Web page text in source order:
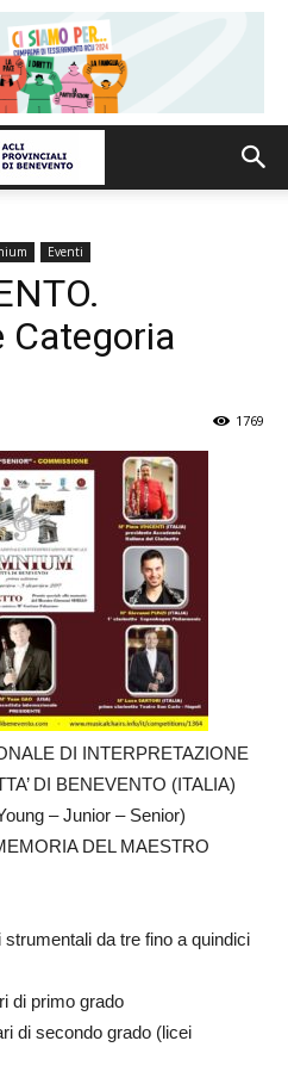
Eventi
Categoria
1769
DI INTERPRETAZIONE
DI BENEVENTO (ITALIA)
– Junior – Senior)
DEL MAESTRO
da tre fino a quindici
di primo grado
di secondo grado (licei